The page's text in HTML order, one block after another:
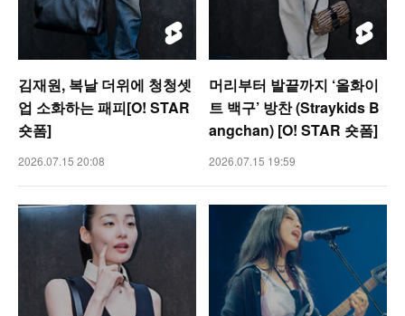
김재원, 복날 더위에 청청셋
업 소화하는 패피[O! STAR
숏폼]
2026.07.15 20:08
머리부터 발끝까지 ‘올화이
트 백구’ 방찬 (Straykids B
angchan) [O! STAR 숏폼]
2026.07.15 19:59